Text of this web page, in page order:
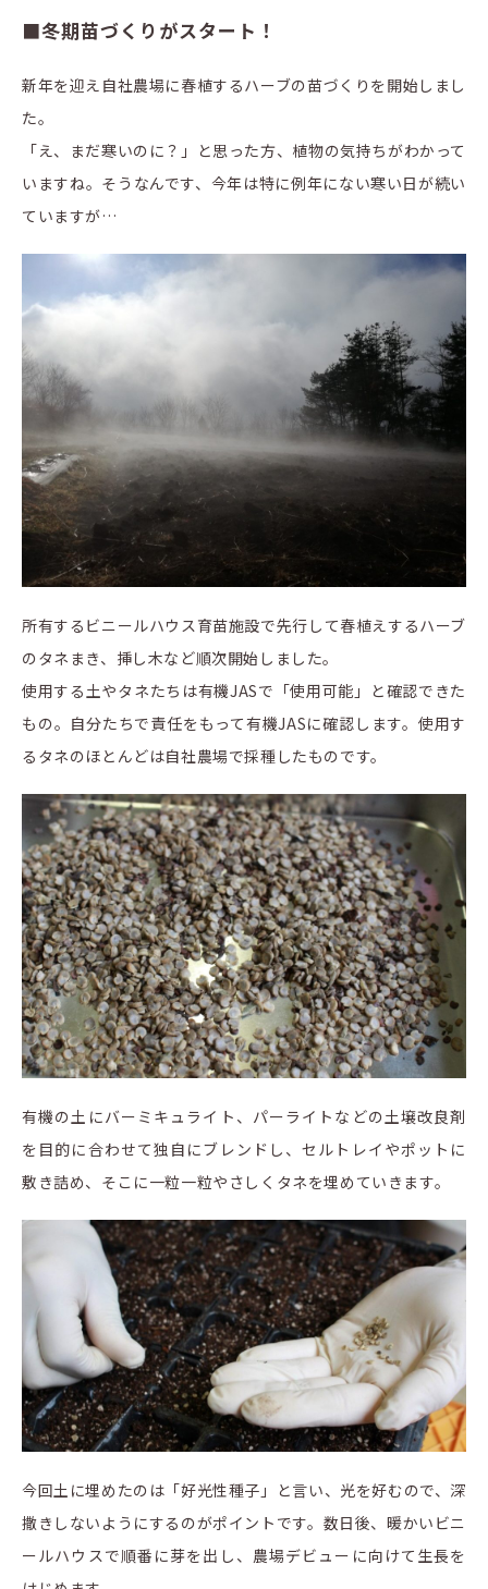
■冬期苗づくりがスタート！
新年を迎え自社農場に春植するハーブの苗づくりを開始しまし
た。
「え、まだ寒いのに？」と思った方、植物の気持ちがわかって
いますね。そうなんです、今年は特に例年にない寒い日が続い
ていますが…
所有するビニールハウス育苗施設で先行して春植えするハーブ
のタネまき、挿し木など順次開始しました。
使用する土やタネたちは有機JASで「使用可能」と確認できた
もの。自分たちで責任をもって有機JASに確認します。使用す
るタネのほとんどは自社農場で採種したものです。
有機の土にバーミキュライト、パーライトなどの土壌改良剤
を目的に合わせて独自にブレンドし、セルトレイやポットに
敷き詰め、そこに一粒一粒やさしくタネを埋めていきます。
今回土に埋めたのは「好光性種子」と言い、光を好むので、深
撒きしないようにするのがポイントです。数日後、暖かいビニ
ールハウスで順番に芽を出し、農場デビューに向けて生長を